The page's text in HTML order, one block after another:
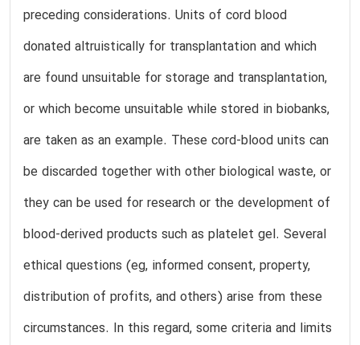
preceding considerations. Units of cord blood
donated altruistically for transplantation and which
are found unsuitable for storage and transplantation,
or which become unsuitable while stored in biobanks,
are taken as an example. These cord-blood units can
be discarded together with other biological waste, or
they can be used for research or the development of
blood-derived products such as platelet gel. Several
ethical questions (eg, informed consent, property,
distribution of profits, and others) arise from these
circumstances. In this regard, some criteria and limits